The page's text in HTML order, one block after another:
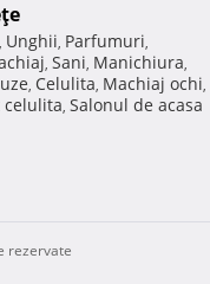
, Unghii, Parfumuri,
, Sani, Manichiura,
, Celulita, Machiaj ochi,
celulita, Salonul de acasa
rezervate